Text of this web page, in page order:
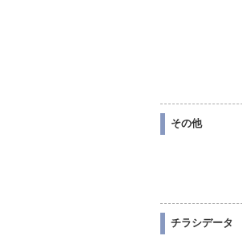
その他
チラシデータ